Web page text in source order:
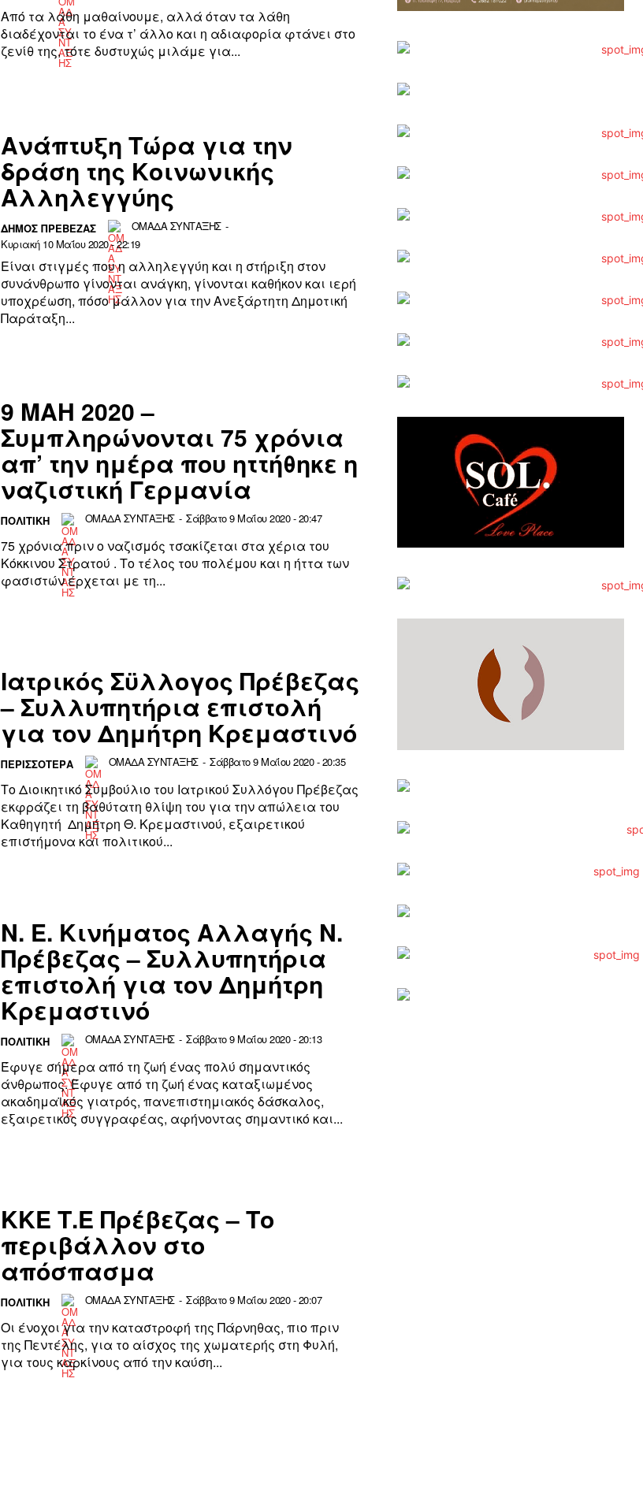
Από τα λάθη μαθαίνουμε, αλλά όταν τα λάθη
διαδέχονται το ένα τ’ άλλο και η αδιαφορία φτάνει στο
ζενίθ της, τότε δυστυχώς μιλάμε για...
Ανάπτυξη Τώρα για την
δράση της Κοινωνικής
Αλληλεγγύης
ΔΉΜΟΣ ΠΡΈΒΕΖΑΣ ΟΜΑΔΑ ΣΥΝΤΑΞΗΣ -
Κυριακή 10 Μαΐου 2020 - 22:19
Είναι στιγμές που η αλληλεγγύη και η στήριξη στον
συνάνθρωπο γίνονται ανάγκη, γίνονται καθήκον και ιερή
υποχρέωση, πόσο μάλλον για την Ανεξάρτητη Δημοτική
Παράταξη...
9 ΜΑΗ 2020 –
Συμπληρώνονται 75 χρόνια
απ’ την ημέρα που ηττήθηκε η
ναζιστική Γερμανία
ΠΟΛΙΤΙΚΗ ΟΜΑΔΑ ΣΥΝΤΑΞΗΣ - Σάββατο 9 Μαΐου 2020 - 20:47
75 χρόνια πριν ο ναζισμός τσακίζεται στα χέρια του
Κόκκινου Στρατού . Το τέλος του πολέμου και η ήττα των
φασιστών έρχεται με τη...
Ιατρικός Σϋλλογος Πρέβεζας
– Συλλυπητήρια επιστολή
για τον Δημήτρη Κρεμαστινό
ΠΕΡΙΣΣΌΤΕΡΑ ΟΜΑΔΑ ΣΥΝΤΑΞΗΣ - Σάββατο 9 Μαΐου 2020 - 20:35
Το Διοικητικό Συμβούλιο του Ιατρικού Συλλόγου Πρέβεζας
εκφράζει τη βαθύτατη θλίψη του για την απώλεια του
Καθηγητή Δημήτρη Θ. Κρεμαστινού, εξαιρετικού
επιστήμονα και πολιτικού...
Ν. Ε. Κινήματος Αλλαγής Ν.
Πρέβεζας – Συλλυπητήρια
επιστολή για τον Δημήτρη
Κρεμαστινό
ΠΟΛΙΤΙΚΗ ΟΜΑΔΑ ΣΥΝΤΑΞΗΣ - Σάββατο 9 Μαΐου 2020 - 20:13
Έφυγε σήμερα από τη ζωή ένας πολύ σημαντικός
άνθρωπος. Έφυγε από τη ζωή ένας καταξιωμένος
ακαδημαϊκός γιατρός, πανεπιστημιακός δάσκαλος,
εξαιρετικός συγγραφέας, αφήνοντας σημαντικό και...
ΚΚΕ Τ.Ε Πρέβεζας – Το
περιβάλλον στο
απόσπασμα
ΠΟΛΙΤΙΚΗ ΟΜΑΔΑ ΣΥΝΤΑΞΗΣ - Σάββατο 9 Μαΐου 2020 - 20:07
Οι ένοχοι για την καταστροφή της Πάρνηθας, πιο πριν
της Πεντέλης, για το αίσχος της χωματερής στη Φυλή,
για τους καρκίνους από την καύση...